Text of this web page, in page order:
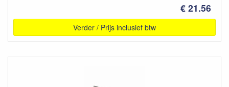
€ 21.56
Verder / Prijs inclusief btw